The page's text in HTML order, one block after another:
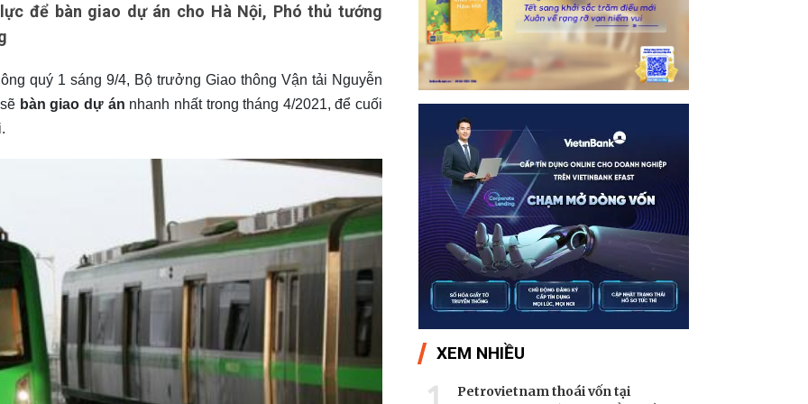
để bàn giao dự án cho Hà Nội, Phó thủ tướng
quý 1 sáng 9/4, Bộ trưởng Giao thông Vận tải Nguyễn
bàn giao dự án nhanh nhất trong tháng 4/2021, để cuối
XEM NHIỀU
Petrovietnam thoái vốn tại